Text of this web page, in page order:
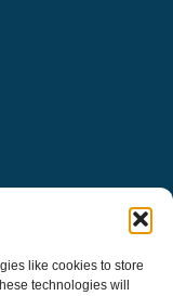
like cookies to store
technologies will